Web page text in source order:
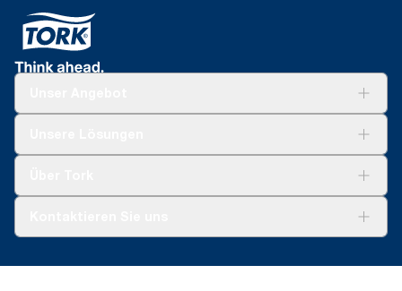
Spenderreklamation
+41 (0)848/810152